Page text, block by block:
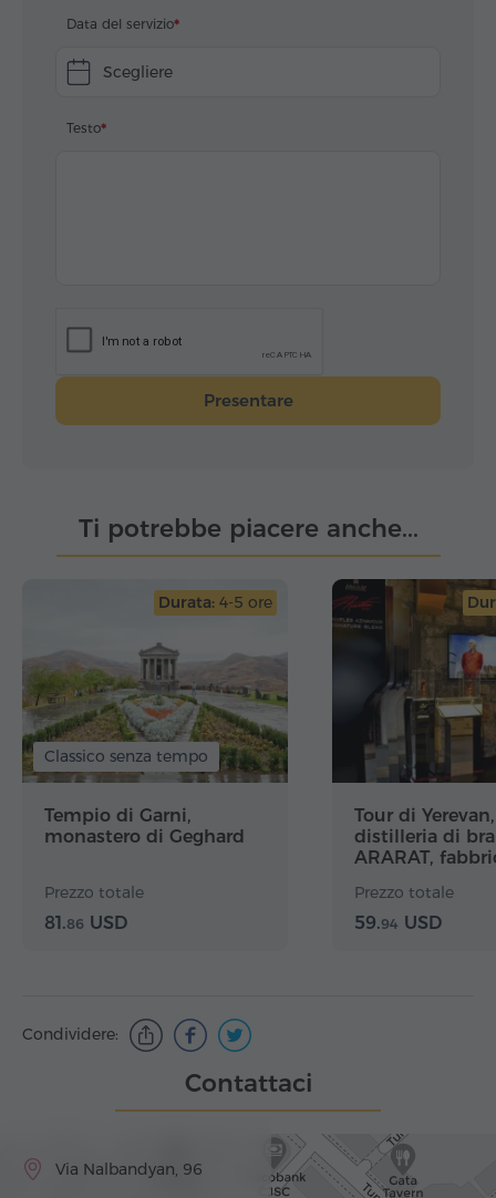
Data del servizio
Scegliere
Testo
Presentare
Ti potrebbe piacere anche...
Durata: 4-5 ore
Classico senza tempo
Tempio di Garni,
monastero di Geghard
Prezzo totale
81.86 USD
Tour di Yerevan,
distilleria di
ARARAT,
Matenadaran
Prezzo totale
59.94 USD
Condividere:
Contattaci
Via Nalbandyan, 96